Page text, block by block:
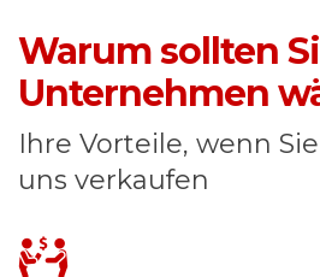
Warum sollten
Unternehmen
Ihre Vorteile, wenn
uns verkaufen